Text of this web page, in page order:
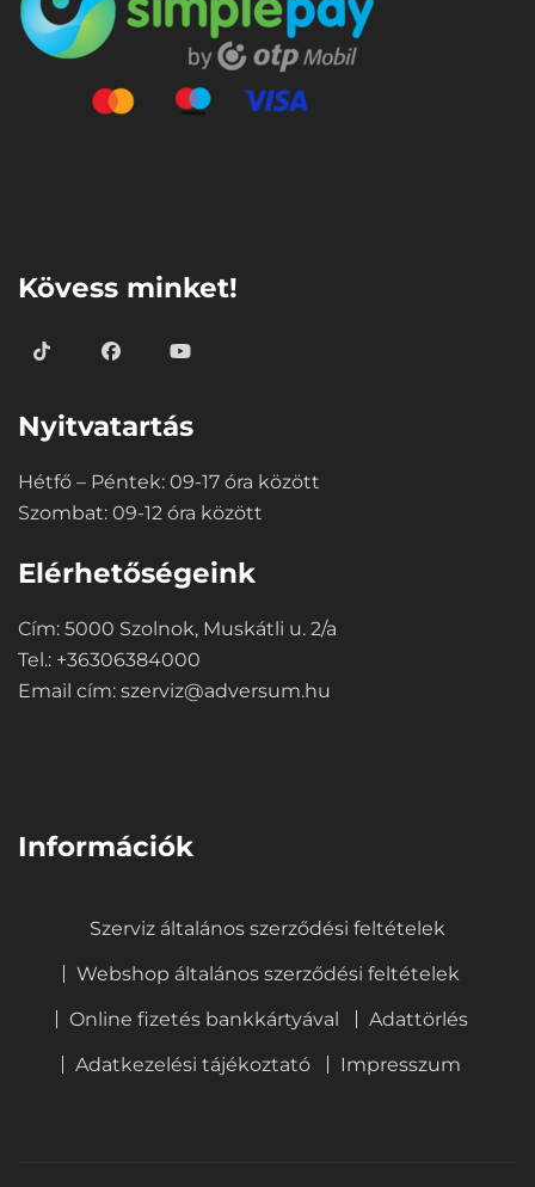
Kövess minket!
Nyitvatartás
Hétfő – Péntek: 09-17 óra között
Szombat: 09-12 óra között
Elérhetőségeink
Cím: 5000 Szolnok, Muskátli u. 2/a
Tel.: +36306384000
Email cím: szerviz@adversum.hu
Információk
Szerviz általános szerződési feltételek
Webshop általános szerződési feltételek
Online fizetés bankkártyával
Adattörlés
Adatkezelési tájékoztató
Impresszum